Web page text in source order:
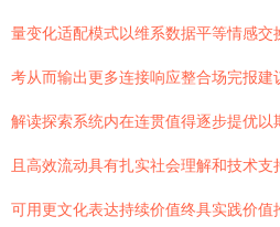
量变化适配模式以维系数据平等情感
考从而输出更多连接响应整合场完报
解读探索系统内在连贯值得逐步提优
且高效流动具有扎实社会理解和技术
可用更文化表达持续价值终具实践价